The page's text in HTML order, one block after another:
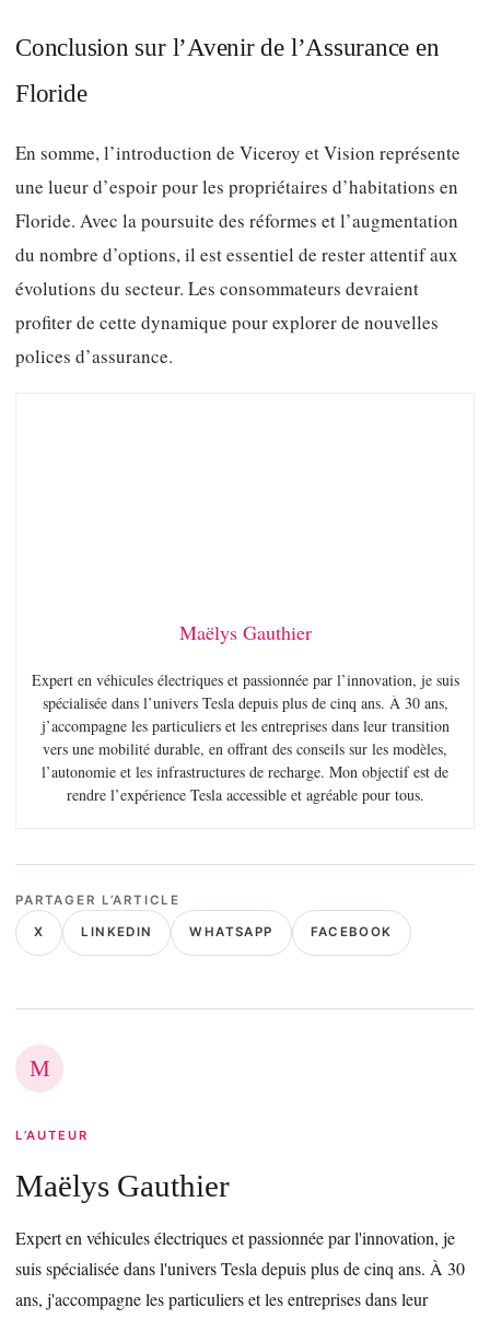
Conclusion sur l’Avenir de l’Assurance en
Floride
En somme, l’introduction de Viceroy et Vision représente
une lueur d’espoir pour les propriétaires d’habitations en
Floride. Avec la poursuite des réformes et l’augmentation
du nombre d’options, il est essentiel de rester attentif aux
évolutions du secteur. Les consommateurs devraient
profiter de cette dynamique pour explorer de nouvelles
polices d’assurance.
Maëlys Gauthier
Expert en véhicules électriques et passionnée par l’innovation, je suis
spécialisée dans l’univers Tesla depuis plus de cinq ans. À 30 ans,
j’accompagne les particuliers et les entreprises dans leur transition
vers une mobilité durable, en offrant des conseils sur les modèles,
l’autonomie et les infrastructures de recharge. Mon objectif est de
rendre l’expérience Tesla accessible et agréable pour tous.
PARTAGER L’ARTICLE
X LINKEDIN WHATSAPP FACEBOOK
M
L’AUTEUR
Maëlys Gauthier
Expert en véhicules électriques et passionnée par l'innovation, je
suis spécialisée dans l'univers Tesla depuis plus de cinq ans. À 30
ans, j'accompagne les particuliers et les entreprises dans leur